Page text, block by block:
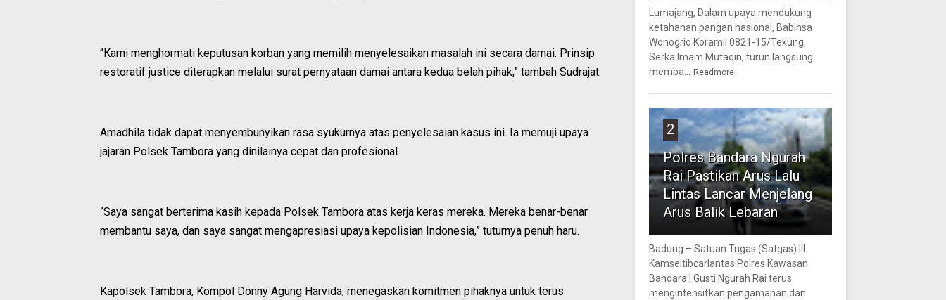
“Kami menghormati keputusan korban yang memilih menyelesaikan masalah ini secara damai. Prinsip
restoratif justice diterapkan melalui surat pernyataan damai antara kedua belah pihak,” tambah Sudrajat.
Amadhila tidak dapat menyembunyikan rasa syukurnya atas penyelesaian kasus ini. Ia memuji upaya
jajaran Polsek Tambora yang dinilainya cepat dan profesional.
“Saya sangat berterima kasih kepada Polsek Tambora atas kerja keras mereka. Mereka benar-benar
membantu saya, dan saya sangat mengapresiasi upaya kepolisian Indonesia,” tuturnya penuh haru.
Kapolsek Tambora, Kompol Donny Agung Harvida, menegaskan komitmen pihaknya untuk terus
Lumajang, Dalam upaya mendukung
ketahanan pangan nasional, Babinsa
Wonogrio Koramil 0821-15/Tekung,
Serka Imam Mutaqin, turun langsung
memba... Readmore
2
Polres Bandara Ngurah
Rai Pastikan Arus Lalu
Lintas Lancar Menjelang
Arus Balik Lebaran
Badung – Satuan Tugas (Satgas) III
Kamseltibcarlantas Polres Kawasan
Bandara I Gusti Ngurah Rai terus
mengintensifkan pengamanan dan